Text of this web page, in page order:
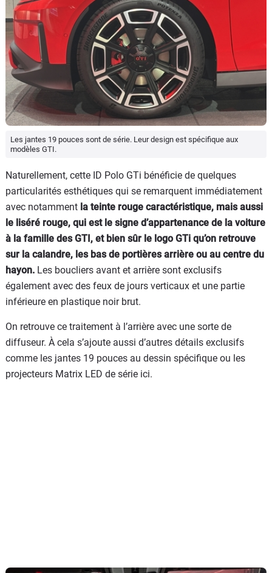
Les jantes 19 pouces sont de série. Leur design est spécifique aux
modèles GTI.
Naturellement, cette ID Polo GTi bénéficie de quelques
particularités esthétiques qui se remarquent immédiatement
avec notamment la teinte rouge caractéristique, mais aussi
le liséré rouge, qui est le signe d’appartenance de la voiture
à la famille des GTI, et bien sûr le logo GTi qu’on retrouve
sur la calandre, les bas de portières arrière ou au centre du
hayon. Les boucliers avant et arrière sont exclusifs
également avec des feux de jours verticaux et une partie
inférieure en plastique noir brut.
On retrouve ce traitement à l’arrière avec une sorte de
diffuseur. À cela s’ajoute aussi d’autres détails exclusifs
comme les jantes 19 pouces au dessin spécifique ou les
projecteurs Matrix LED de série ici.